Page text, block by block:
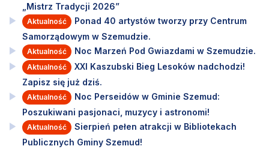
„Mistrz Tradycji 2026”
Aktualność
Ponad 40 artystów tworzy przy Centrum
Samorządowym w Szemudzie.
Aktualność Noc Marzeń Pod Gwiazdami w Szemudzie.
Aktualność
XXI Kaszubski Bieg Lesoków nadchodzi!
Zapisz się już dziś.
Aktualność
Noc Perseidów w Gminie Szemud:
Poszukiwani pasjonaci, muzycy i astronomi!
Aktualność
Sierpień pełen atrakcji w Bibliotekach
Publicznych Gminy Szemud!